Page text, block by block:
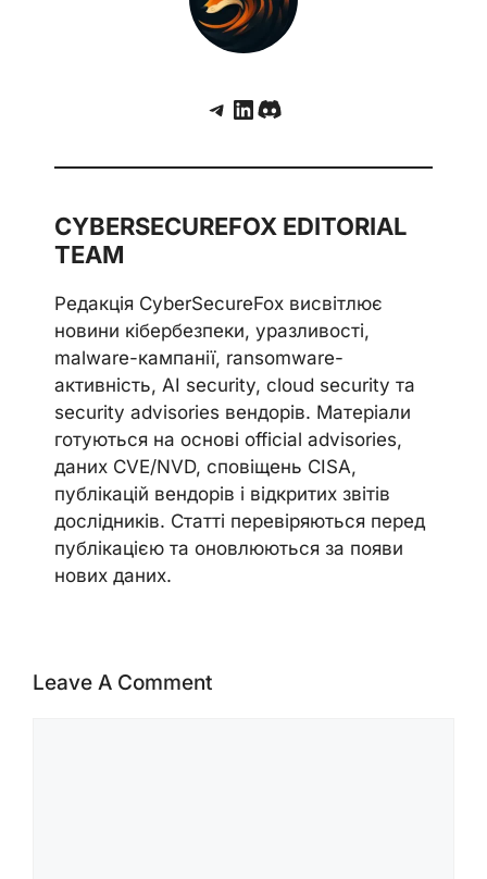
Telegram
LinkedIn
Discord
CYBERSECUREFOX EDITORIAL
TEAM
Редакція CyberSecureFox висвітлює
новини кібербезпеки, уразливості,
malware-кампанії, ransomware-
активність, AI security, cloud security та
security advisories вендорів. Матеріали
готуються на основі official advisories,
даних CVE/NVD, сповіщень CISA,
публікацій вендорів і відкритих звітів
дослідників. Статті перевіряються перед
публікацією та оновлюються за появи
нових даних.
Leave A Comment